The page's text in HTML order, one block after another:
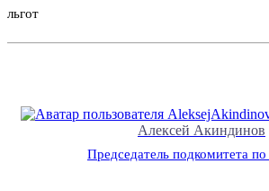
льгот
Алексей Акиндинов
Председатель подкомитета по